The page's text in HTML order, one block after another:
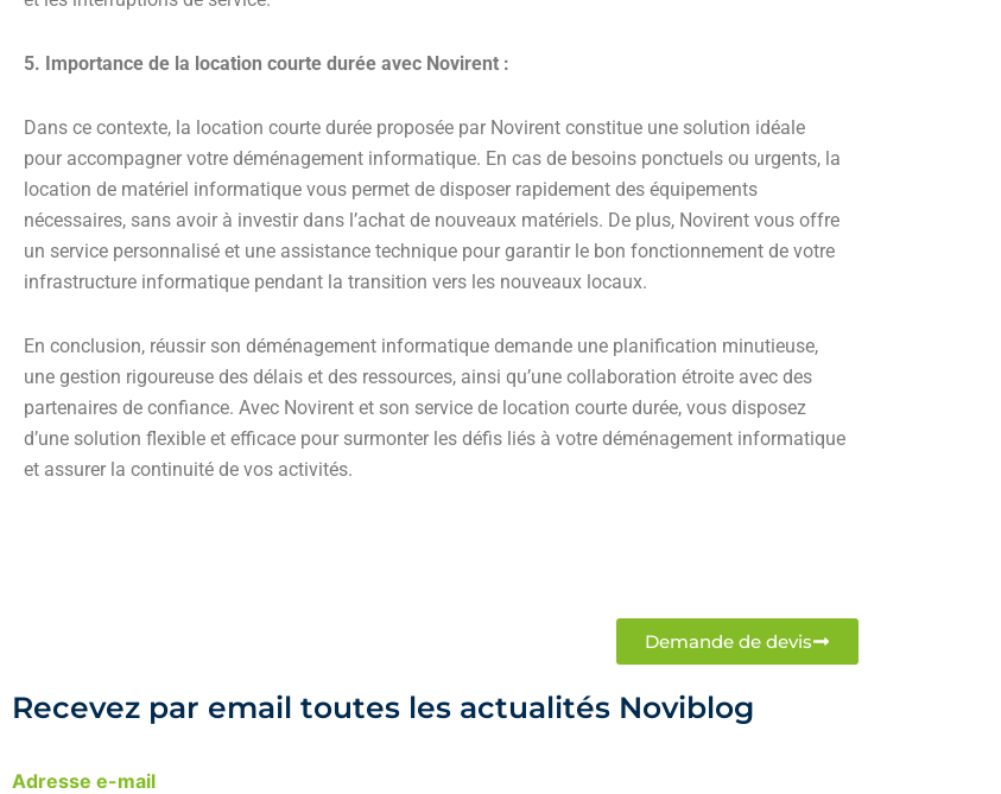
5. Importance de la location courte durée avec Novirent :
Dans ce contexte, la location courte durée proposée par Novirent constitue une solution idéale
pour accompagner votre déménagement informatique. En cas de besoins ponctuels ou urgents, la
location de matériel informatique vous permet de disposer rapidement des équipements
nécessaires, sans avoir à investir dans l’achat de nouveaux matériels. De plus, Novirent vous offre
un service personnalisé et une assistance technique pour garantir le bon fonctionnement de votre
infrastructure informatique pendant la transition vers les nouveaux locaux.
En conclusion, réussir son déménagement informatique demande une planification minutieuse,
une gestion rigoureuse des délais et des ressources, ainsi qu’une collaboration étroite avec des
partenaires de confiance. Avec Novirent et son service de location courte durée, vous disposez
d’une solution flexible et efficace pour surmonter les défis liés à votre déménagement informatique
et assurer la continuité de vos activités.
Demande de devis
Recevez par email toutes les actualités Noviblog
Adresse e-mail